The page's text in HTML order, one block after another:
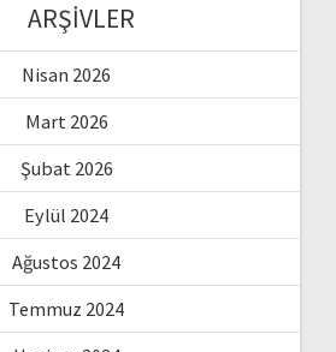
ARŞIVLER
Nisan 2026
Mart 2026
Şubat 2026
Eylül 2024
Ağustos 2024
Temmuz 2024